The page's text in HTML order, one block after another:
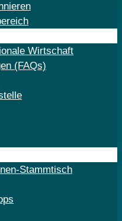
Wirtschaft
(FAQs)
Stammtisch